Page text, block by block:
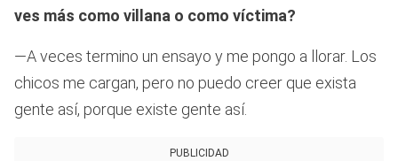
ves más como villana o como víctima?
—A veces termino un ensayo y me pongo a llorar. Los
chicos me cargan, pero no puedo creer que exista
gente así, porque existe gente así.
PUBLICIDAD